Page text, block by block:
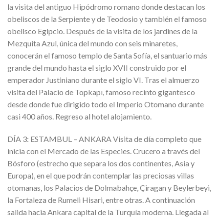
la visita del antiguo Hipódromo romano donde destacan los
obeliscos de la Serpiente y de Teodosio y también el famoso
obelisco Egipcio. Después de la visita de los jardines de la
Mezquita Azul, única del mundo con seis minaretes,
conocerán el famoso templo de Santa Sofía, el santuario más
grande del mundo hasta el siglo XVII construido por el
emperador Justiniano durante el siglo VI. Tras el almuerzo
visita del Palacio de Topkapı, famoso recinto gigantesco
desde donde fue dirigido todo el Imperio Otomano durante
casi 400 años. Regreso al hotel alojamiento.
DÍA 3: ESTAMBUL – ANKARA Visita de día completo que
inicia con el Mercado de las Especies. Crucero a través del
Bósforo (estrecho que separa los dos continentes, Asia y
Europa), en el que podrán contemplar las preciosas villas
otomanas, los Palacios de Dolmabahçe, Çiragan y Beylerbeyi,
la Fortaleza de Rumeli Hisari, entre otras. A continuación
salida hacia Ankara capital de la Turquía moderna. Llegada al